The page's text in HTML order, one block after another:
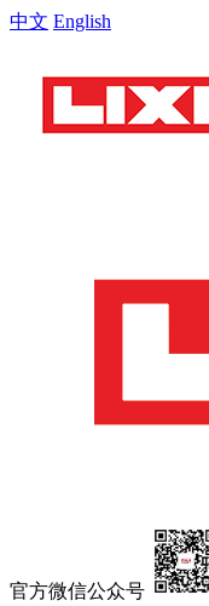
中文 English
官方微信公众号